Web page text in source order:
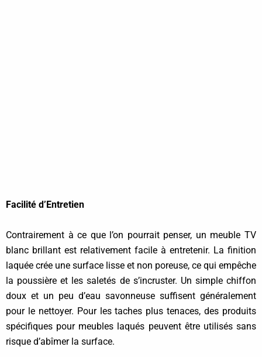
Facilité d’Entretien
Contrairement à ce que l’on pourrait penser, un meuble TV
blanc brillant est relativement facile à entretenir. La finition
laquée crée une surface lisse et non poreuse, ce qui empêche
la poussière et les saletés de s’incruster. Un simple chiffon
doux et un peu d’eau savonneuse suffisent généralement
pour le nettoyer. Pour les taches plus tenaces, des produits
spécifiques pour meubles laqués peuvent être utilisés sans
risque d’abîmer la surface.